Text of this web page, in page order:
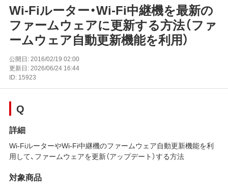
Wi-Fiルーター・Wi-Fi中継機を最新の
ファームウェアに更新する方法（ファ
ームウェア自動更新機能を利用）
公開日:2016/02/19 02:00
更新日:2026/06/24 16:44
ID: 15923
Q
詳細
Wi-FiルーターやWi-Fi中継機のファームウェア自動更新機能を利
用して、ファームウェアを更新（アップデート）する方法
対象商品